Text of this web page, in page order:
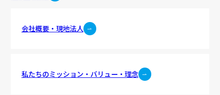
会社概要・現地法人
私たちのミッション・バリュー・理念